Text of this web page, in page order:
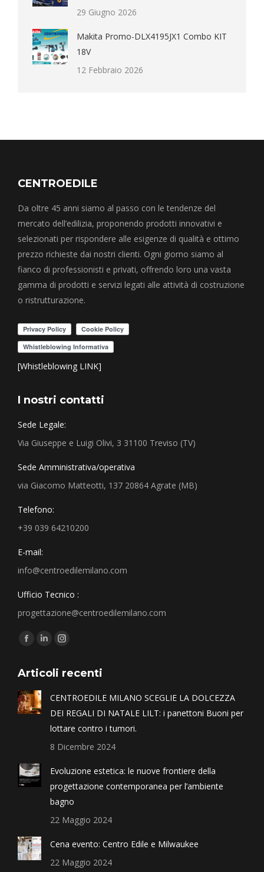
29 Giugno 2026
Makita Promo-DLX4195JX1 Combo KIT
18V
12 Febbraio 2026
CENTROEDILE
Da oltre 45 anni siamo al passo con le tendenze del
mercato dell’edilizia, proponendo prodotti innovativi e
selezionati per rispondere alle esigenze di qualità e ottimo
prezzo richieste dai nostri clienti. Ogni giorno siamo al
fianco di professionisti e privati, offrendo loro una vasta
gamma di prodotti e servizi legati alle attività di costruzione
o ristrutturazione.
[Whistleblowing LINK]
I nostri contatti
Sede Legale:
Via Giuseppe e Luigi Olivi, 3 31100 Treviso (TV)
Sede Amministrativa/operativa
via Giacomo Matteotti, 137 20864 Agrate (MB)
Telefono:
+39 039 64210200
E-mail:
info@centroedilemilano.com
Ufficio Tecnico :
progettazione@centroedilemilano.com
Find us on:
Articoli recenti
CENTROEDILE MILANO SCEGLIE LA DOLCEZZA
DEI REGALI DI NATALE LILT: i panettoni Buoni per
lottare contro i tumori.
8 Dicembre 2024
Evoluzione estetica: le nuove frontiere della
progettazione contemporanea per l’ambiente
bagno
22 Maggio 2024
Cena evento: Centro Edile e Milwaukee
22 Maggio 2024